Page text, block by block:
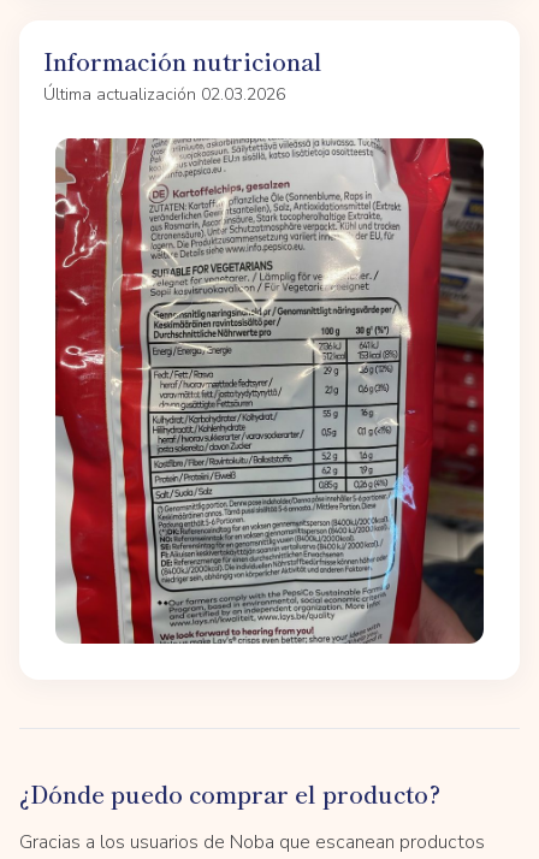
Información nutricional
Última actualización 02.03.2026
¿Dónde puedo comprar el producto?
Gracias a los usuarios de Noba que escanean productos